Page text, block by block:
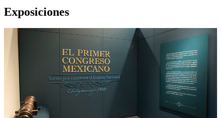
Exposiciones